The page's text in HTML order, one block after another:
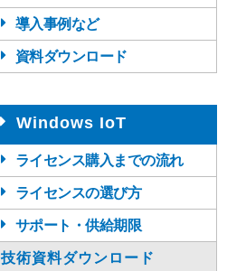
導入事例など
資料ダウンロード
Windows IoT
ライセンス購入までの流れ
ライセンスの選び方
サポート・供給期限
技術資料ダウンロード